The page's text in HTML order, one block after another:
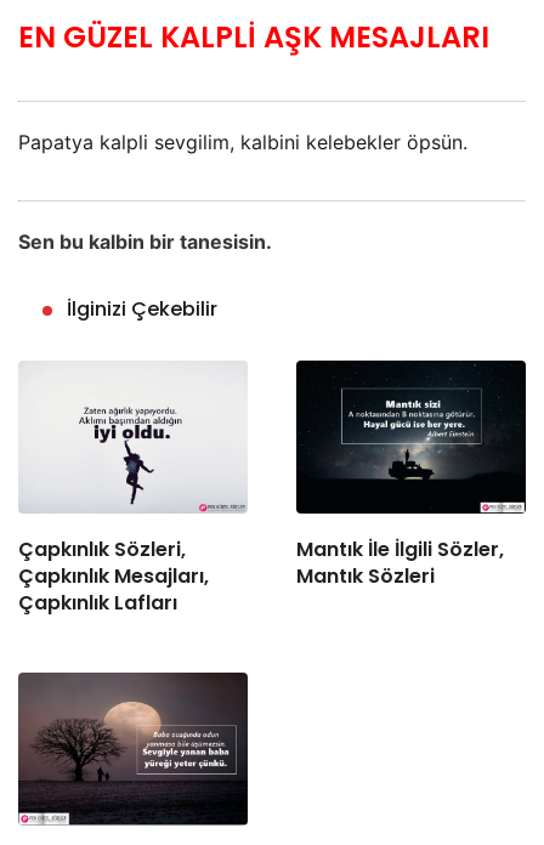
EN GÜZEL KALPLİ AŞK MESAJLARI
Papatya kalpli sevgilim, kalbini kelebekler öpsün.
Sen bu kalbin bir tanesisin.
İlginizi Çekebilir
Çapkınlık Sözleri,
Çapkınlık Mesajları,
Çapkınlık Lafları
Mantık İle İlgili Sözler,
Mantık Sözleri